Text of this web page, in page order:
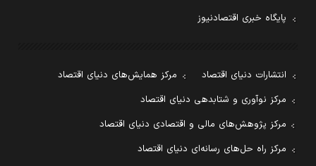
پایگاه خبری اقتصادنیوز
انتشارات دنیای اقتصاد
مرکز همایش‌های دنیای اقتصاد
مرکز نوآوری و شتابدهی دنیای اقتصاد
مرکز پژوهش‌های مالی و اقتصادی دنیای اقتصاد
مرکز راه حل‌های رسانه‌ای دنیای اقتصاد